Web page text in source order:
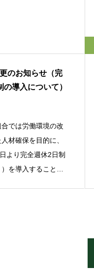
のお知らせ（完
導入について）
では労働環境の改
材確保を目的に、
より完全週休2日制
）を導入することと